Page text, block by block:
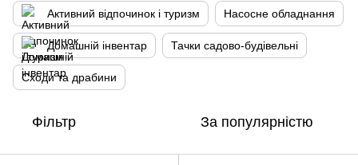
Активний відпочинок і туризм Насосне обладнання
Домашній інвентар Тачки садово-будівельні
Сходи та драбини
Фільтр За популярністю